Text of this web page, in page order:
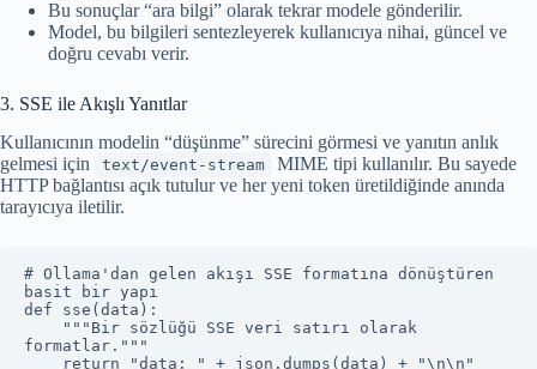
Bu sonuçlar “ara bilgi” olarak tekrar modele gönderilir.
Model, bu bilgileri sentezleyerek kullanıcıya nihai, güncel ve
doğru cevabı verir.
3. SSE ile Akışlı Yanıtlar
Kullanıcının modelin “düşünme” sürecini görmesi ve yanıtın anlık
gelmesi için
text/event-stream
MIME tipi kullanılır. Bu sayede
HTTP bağlantısı açık tutulur ve her yeni token üretildiğinde anında
tarayıcıya iletilir.
# Ollama'dan gelen akışı SSE formatına dönüştüren
basit bir yapı
def sse(data):
formatlar."""